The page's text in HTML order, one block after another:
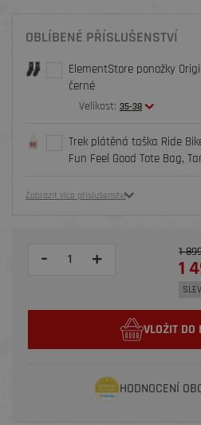
OBLÍBENÉ PŘÍSLUŠENSTVÍ
ElementStore ponožky
černé
Velikost: 35-38
Trek plátěná taška Ride
Fun Feel Good Tote Bag,
Zobrazit více příslušenství
- + 1
1
VLOŽIT DO
HODNOCENÍ